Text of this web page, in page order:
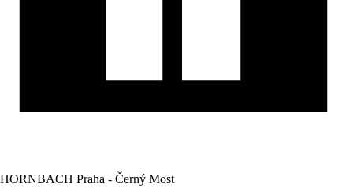
HORNBACH Praha - Černý Most